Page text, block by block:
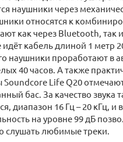
наушники через
относятся к
как через Bluetooth, так
кабель длиной 1 метр
наушники проработают в
40 часов. А также
Soundcore Life Q20
бас. За качество звука
диапазон 16 Гц – 20 кГц, и
на уровне 99 дБ
слушать любимые треки.